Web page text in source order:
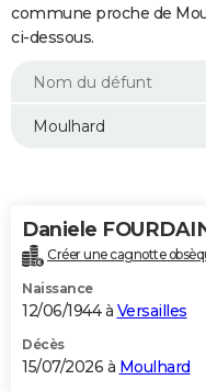
Essais
Réserver un essai
Citadines
Berlines
SUV
Forum auto
+HIGH-TECH
BRICOLAGE
WEEK-END
Alimentation
Guide de la santé
Maladies
Médicaments
Sommeil
VOYAGE
Destinations
City break
Voyage nature
Voyage de noces
Forum
Climat
+PHOTO
GUIDES D'ACHAT
commune proche de
ci-dessous.
Daniele
Créer une cagnotte
Naissance
12/06/1944 à Versailles
Décès
15/07/2026 à Moulhard